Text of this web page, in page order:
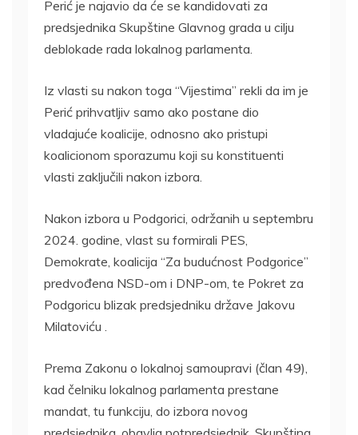
Perić je najavio da će se kandidovati za
predsjednika Skupštine Glavnog grada u cilju
deblokade rada lokalnog parlamenta.
Iz vlasti su nakon toga “Vijestima” rekli da im je
Perić prihvatljiv samo ako postane dio
vladajuće koalicije, odnosno ako pristupi
koalicionom sporazumu koji su konstituenti
vlasti zaključili nakon izbora.
Nakon izbora u Podgorici, održanih u septembru
2024. godine, vlast su formirali PES,
Demokrate, koalicija “Za budućnost Podgorice”
predvođena NSD-om i DNP-om, te Pokret za
Podgoricu blizak predsjedniku države Jakovu
Milatoviću .
Prema Zakonu o lokalnoj samoupravi (član 49),
kad čelniku lokalnog parlamenta prestane
mandat, tu funkciju, do izbora novog